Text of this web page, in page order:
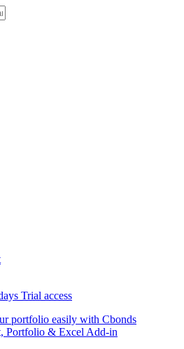
Trial access
portfolio easily with Cbonds
Portfolio & Excel Add-in